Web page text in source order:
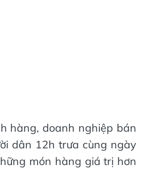
hàng, doanh nghiệp bán
dân 12h trưa cùng ngày
món hàng giá trị hơn